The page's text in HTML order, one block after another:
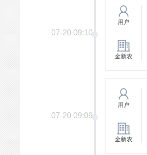
07-20 09:10
用户
金新农
07-20 09:09
用户
金新农